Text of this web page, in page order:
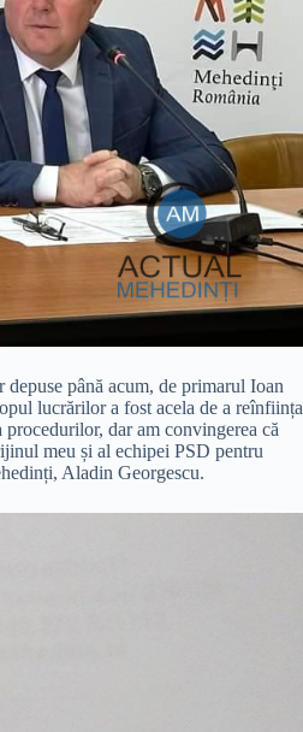
depuse până acum, de primarul Ioan
lucrărilor a fost acela de a reînființa
dar am convingerea că
meu și al echipei PSD pentru
Aladin Georgescu.